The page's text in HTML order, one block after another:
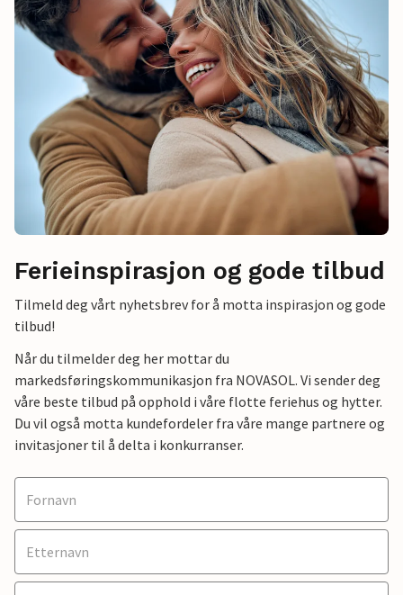
Ferieinspirasjon og gode tilbud
Tilmeld deg vårt nyhetsbrev for å motta inspirasjon og gode
tilbud!
Når du tilmelder deg her mottar du
markedsføringskommunikasjon fra NOVASOL. Vi sender deg
våre beste tilbud på opphold i våre flotte feriehus og hytter.
Du vil også motta kundefordeler fra våre mange partnere og
invitasjoner til å delta i konkurranser.